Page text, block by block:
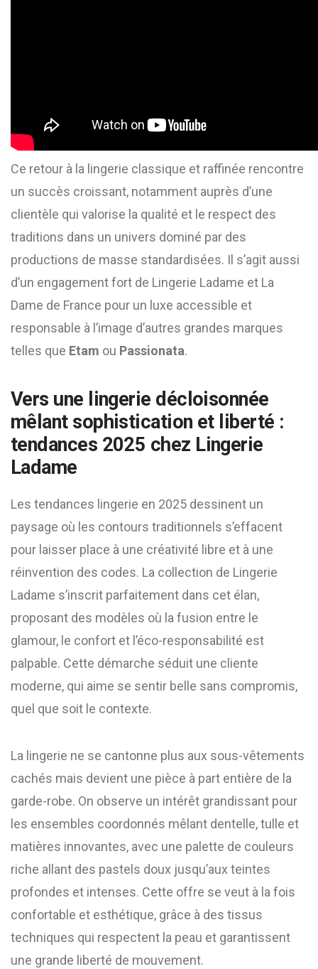
Ce retour à la lingerie classique et raffinée rencontre
un succès croissant, notamment auprès d’une
clientèle qui valorise la qualité et le respect des
traditions dans un univers dominé par des
productions de masse standardisées. Il s’agit aussi
d’un engagement fort de Lingerie Ladame et La
Dame de France pour un luxe accessible et
responsable à l’image d’autres grandes marques
telles que Etam ou Passionata.
Vers une lingerie décloisonnée
mêlant sophistication et liberté :
tendances 2025 chez Lingerie
Ladame
Les tendances lingerie en 2025 dessinent un
paysage où les contours traditionnels s’effacent
pour laisser place à une créativité libre et à une
réinvention des codes. La collection de Lingerie
Ladame s’inscrit parfaitement dans cet élan,
proposant des modèles où la fusion entre le
glamour, le confort et l’éco-responsabilité est
palpable. Cette démarche séduit une cliente
moderne, qui aime se sentir belle sans compromis,
quel que soit le contexte.
La lingerie ne se cantonne plus aux sous-vêtements
cachés mais devient une pièce à part entière de la
garde-robe. On observe un intérêt grandissant pour
les ensembles coordonnés mêlant dentelle, tulle et
matières innovantes, avec une palette de couleurs
riche allant des pastels doux jusqu’aux teintes
profondes et intenses. Cette offre se veut à la fois
confortable et esthétique, grâce à des tissus
techniques qui respectent la peau et garantissent
une grande liberté de mouvement.